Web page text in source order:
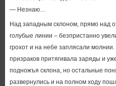
— Незнаю…
Над западным склоном, прямо над
голубые линии – безпристанно
грохот и на небе заплясали
призраков притягивала заряды и
подножъя склона, но остальные
развернулись и на полном ходу